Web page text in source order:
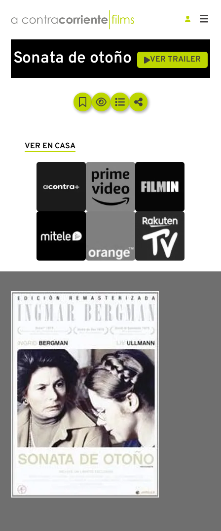
Sonata de otoño VER TRAILER
VER EN CASA